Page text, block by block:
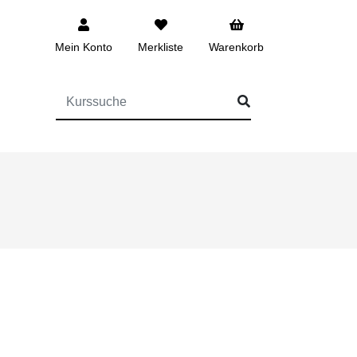
Mein Konto Merkliste Warenkorb